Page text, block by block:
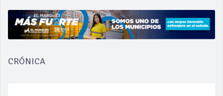
CRÓNICA